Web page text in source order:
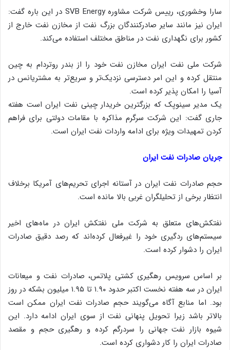
سارا وخشوری، رییس شرکت مشاوره SVB Energy در این باره گفت:
ایران نیز مانند سایر صادرکنندگان بزرگ نفت از مخازن نفت خارج از
کشور برای نگهداری نفت در مناطق مختلف استفاده می‌کند.
شرکت ملی نفت ایران مخازن نفت خود را از بندر روتردام به چین
منتقل کرده و این امر دسترسی نزدیک‌تر و سریع‌تر به مشتریانس در
آسیا را امکان پذیر کرده است.
یک مدیر سینوپک که بزرگترین خریدار چینی نفت ایران است هفته
جاری گفت: این شرکت سرگرم مذاکره با مقامات دولتی برای فراهم
کردن تمهیدات ویژه برای ادامه واردات نفت ایران است.
جریان صادرات نفت ایران
حجم صادرات نفت ایران در آستانه اجرای تحریم‌های آمریکا برخلاف
انتظار برخی از تحلیلگران غربی بالا مانده است.
نفتکش‌های متعلق به شرکت ملی نفتکش ایران در ماه‌های اخیر
سیستم‌های ردگیری خود را غیرفعال کرده‌اند که رصد دقیق صادرات
ایران را دشوار کرده است.
بر اساس سرویس رهگیری کشتی پلاتس، صادرات نفت و میعانات
ایران در سه هفته نخست اکتبر حدود ۱.۹۰ تا ۱.۹۵ میلیون بشکه در روز
بود. اما منابع آگاه می‌گویند حجم صادرات نفت ایران ممکن است
بالاتر باشد زیرا تحویل پنهانی نفت از سوی ایران ادامه دارد. این
شیوه بازار نفت جهانی را سردرگم کرده و رهگیری حجم و مقصد
صادرات ایران را کار دشواری کرده است.